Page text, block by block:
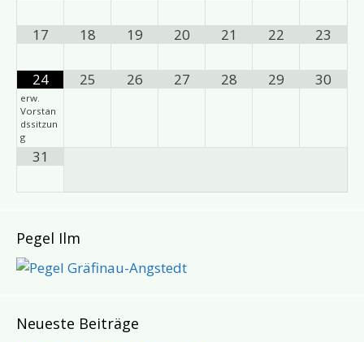
17 18 19 20 21 22 23
24
erw.
Vorstan
dssitzun
g
25 26 27 28 29 30
31
Pegel Ilm
Neueste Beiträge